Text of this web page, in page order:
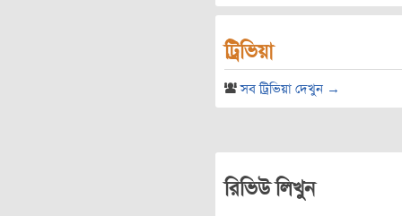
ট্রিভিয়া
সব ট্রিভিয়া দেখুন →
রিভিউ লিখুন